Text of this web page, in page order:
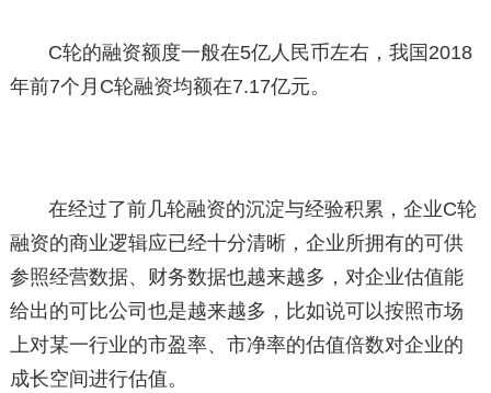
C轮的融资额度一般在5亿人民币左右，我国2018
年前7个月C轮融资均额在7.17亿元。
在经过了前几轮融资的沉淀与经验积累，企业C轮
融资的商业逻辑应已经十分清晰，企业所拥有的可供
参照经营数据、财务数据也越来越多，对企业估值能
给出的可比公司也是越来越多，比如说可以按照市场
上对某一行业的市盈率、市净率的估值倍数对企业的
成长空间进行估值。